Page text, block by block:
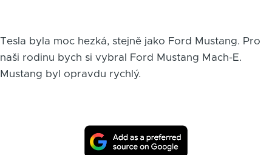
Tesla byla moc hezká, stejně jako Ford Mustang. Pro
naši rodinu bych si vybral Ford Mustang Mach-E.
Mustang byl opravdu rychlý.